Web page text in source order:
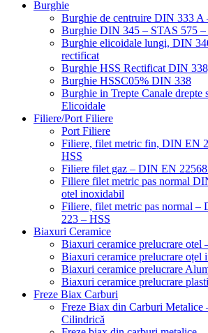
Burghie
Burghie de centruire DIN 333 A
Burghie DIN 345 – STAS 575
Burghie elicoidale lungi, DIN
rectificat
Burghie HSS Rectificat DIN
Burghie HSSC05% DIN 338
Burghie in Trepte Canale drepte
Elicoidale
Filiere/Port Filiere
Port Filiere
Filiere, filet metric fin, DIN EN
HSS
Filiere filet gaz – DIN EN
Filiere filet metric pas normal
otel inoxidabil
Filiere, filet metric pas normal
223 – HSS
Biaxuri Ceramice
Biaxuri ceramice prelucrare otel
Biaxuri ceramice prelucrare oțel
Biaxuri ceramice prelucrare
Biaxuri ceramice prelucrare
Freze Biax Carburi
Freze Biax din Carburi
Cilindrică